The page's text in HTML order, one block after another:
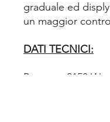
graduale ed
un maggior
DATI TECNICI:
Potenza: 2150 Watt